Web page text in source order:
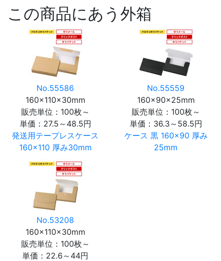
この商品にあう外箱
No.55586
160×110×30mm
販売単位：100枚～
単価： 27.5～48.5円
発送用テープレスケース
160×110 厚み30mm
No.55559
160×90×25mm
販売単位：100枚～
単価： 36.3～58.5円
ケース 黒 160×90 厚み
25mm
No.53208
160×110×30mm
販売単位：100枚～
単価： 22.6～44円